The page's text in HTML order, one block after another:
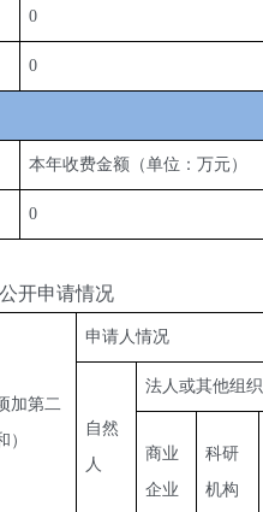
0
0
本年收费金额（单位：万元）
0
开申请情况
加第二
申请人情况
自然
人
法人或其他组织
商业
企业
科研
机构